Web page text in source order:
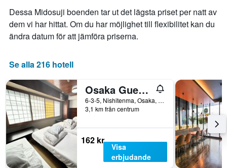
Dessa Midosuji boenden tar ut det lägsta priset per natt av
dem vi har hittat. Om du har möjlighet till flexibilitet kan du
ändra datum för att jämföra priserna.
Se alla 216 hotell
Osaka Guesthouse Sakura
6-3-5, Nishitenma, Osaka, Japan
3,1 km från centrum
162 kr
Visa
erbjudande